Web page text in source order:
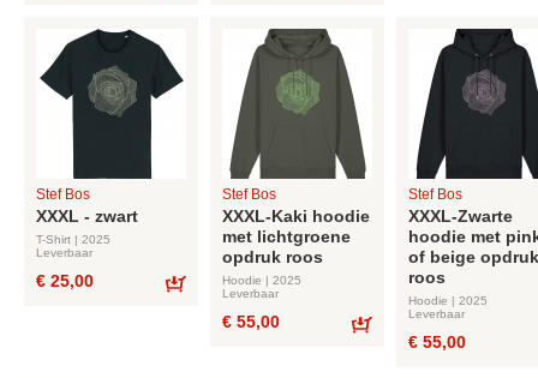
Stef Bos
XXXL - zwart
T-Shirt | 2025
Leverbaar
€ 25,00
Stef Bos
XXXL-Kaki hoodie
met lichtgroene
opdruk roos
Hoodie | 2025
Leverbaar
€ 55,00
Stef Bos
XXXL-Zwarte
hoodie met
of beige opdruk
roos
Hoodie | 2025
Leverbaar
€ 55,00